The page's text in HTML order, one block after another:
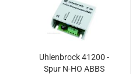
Uhlenbrock 41200 -
Spur N-HO ABBS